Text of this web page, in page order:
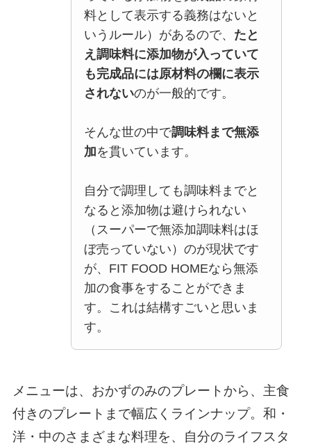
料として表示する義務はないと
いうルール）があるので、 たと
え調味料に添加物が入っていて
も完成品には原材料の欄に表示
されないのが一般的です。
そんな世の中で調味料まで無添
加を貫いています。
自分で調理しても調味料までと
なると添加物は避けられない
（スーパーで無添加調味料はほ
ぼ売っていない）のが現状です
が、FIT FOOD HOMEなら無添
加の食事をすることができま
す。これは結構すごいと思いま
す。
メニューは、おかずのみのプレートから、主食
付きのプレートまで幅広くラインナップ。和・
洋・中のさまざまな料理を、自分のライフスタ